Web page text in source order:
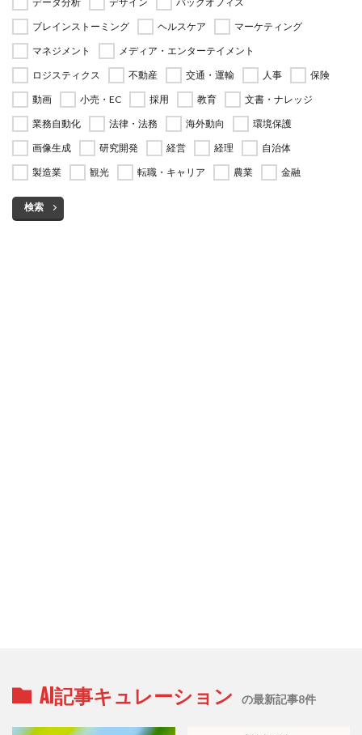
ブレインストーミング
ヘルスケア
マーケティング
マネジメント
メディア・エンターテイメント
ロジスティクス
不動産 交通・運輸 人事
保険
動画
小売・EC 採用 教育
文書・ナレッジ
業務自動化
法律・法務 海外動向
環境保護
画像生成
研究開発 経営 経理
自治体
製造業
観光 転職・キャリア 農業 金融
検索
AI記事キュレーション の最新記事8件